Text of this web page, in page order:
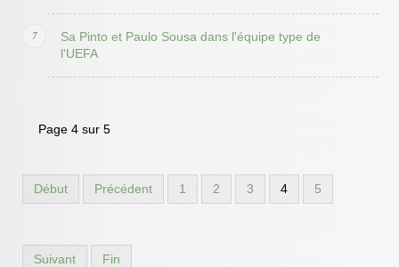
Sa Pinto et Paulo Sousa dans l'équipe type de
l'UEFA
Page 4 sur 5
Début Précédent 1 2 3 4 5
Suivant Fin